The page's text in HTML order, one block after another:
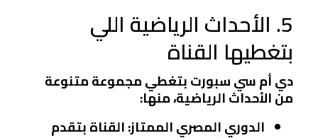
5. الأحداث الرياضية اللي
بتغطيها القناة
دي أم سي سبورت بتغطي مجموعة متنوعة
من الأحداث الرياضية، منها:
الدوري المصري الممتاز:القناة بتقدم